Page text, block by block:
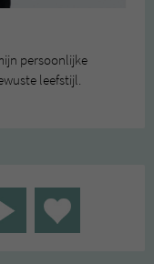
persoonlijke
leefstijl.